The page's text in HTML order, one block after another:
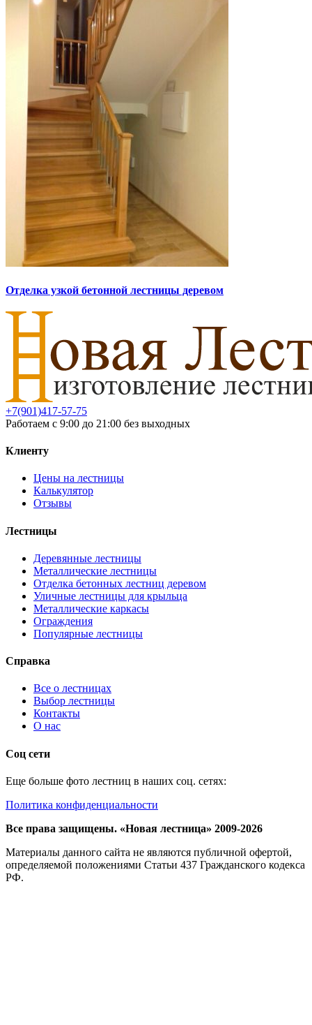
Отделка узкой бетонной лестницы деревом
+7(901)417-57-75
Работаем с 9:00 до 21:00 без выходных
Клиенту
Цены на лестницы
Калькулятор
Отзывы
Лестницы
Деревянные лестницы
Металлические лестницы
Отделка бетонных лестниц деревом
Уличные лестницы для крыльца
Металлические каркасы
Ограждения
Популярные лестницы
Справка
Все о лестницах
Выбор лестницы
Контакты
О нас
Соц сети
Еще больше фото лестниц в наших соц. сетях:
Политика конфиденциальности
Все права защищены. «Новая лестница» 2009-2026
Материалы данного сайта не являются публичной офертой,
определяемой положениями Статьи 437 Гражданского кодекса
РФ.